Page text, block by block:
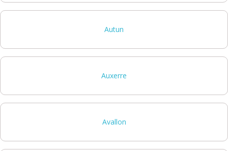
Autun
Auxerre
Avallon